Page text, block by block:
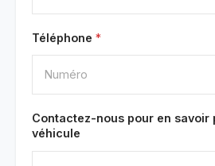
Téléphone *
Contactez-nous pour en savoir
véhicule